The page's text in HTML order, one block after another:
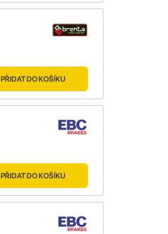
PŘIDAT DO KOŠÍKU
PŘIDAT DO KOŠÍKU